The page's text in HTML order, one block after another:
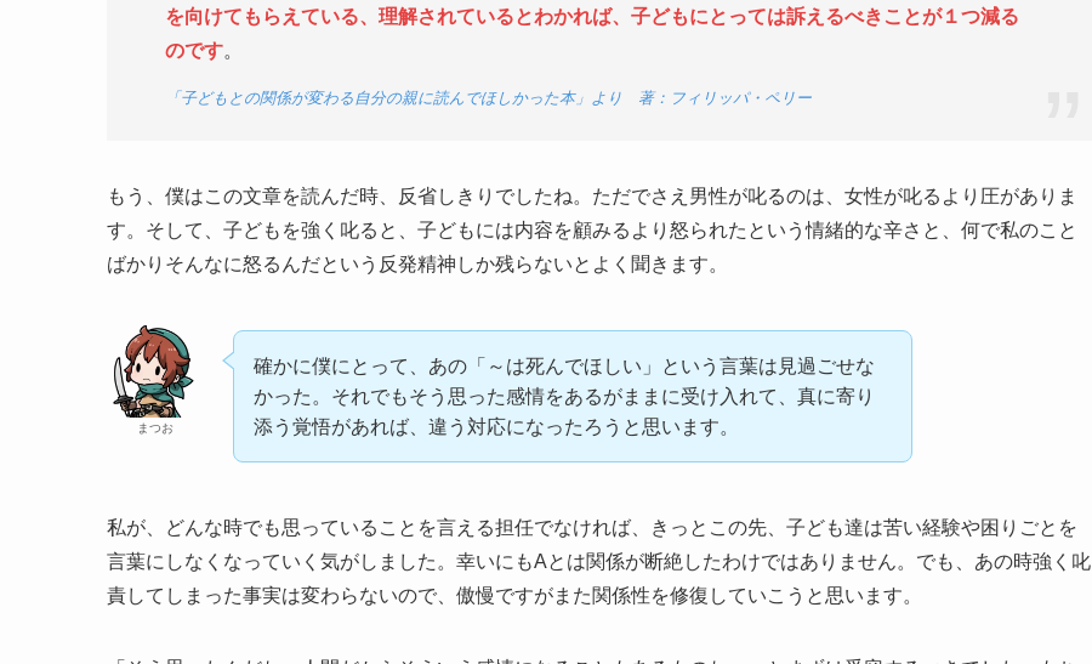
を向けてもらえている、理解されているとわかれば、子どもにとっては訴えるべきことが１つ減る
のです。
「子どもとの関係が変わる自分の親に読んでほしかった本」より 著：フィリッパ・ペリー
もう、僕はこの文章を読んだ時、反省しきりでしたね。ただでさえ男性が叱るのは、女性が叱るより圧がありま
す。そして、子どもを強く叱ると、子どもには内容を顧みるより怒られたという情緒的な辛さと、何で私のこと
ばかりそんなに怒るんだという反発精神しか残らないとよく聞きます。
まつお
確かに僕にとって、あの「～は死んでほしい」という言葉は見過ごせな
かった。それでもそう思った感情をあるがままに受け入れて、真に寄り
添う覚悟があれば、違う対応になったろうと思います。
私が、どんな時でも思っていることを言える担任でなければ、きっとこの先、子ども達は苦い経験や困りごとを
言葉にしなくなっていく気がしました。幸いにもAとは関係が断絶したわけではありません。でも、あの時強く叱
責してしまった事実は変わらないので、傲慢ですがまた関係性を修復していこうと思います。